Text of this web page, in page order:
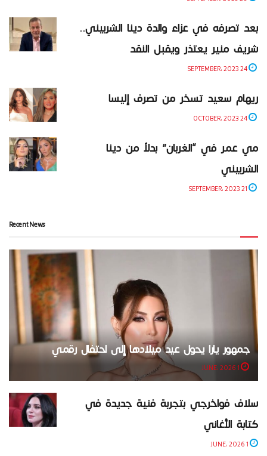
بعد تصرفه في عزاء والدة دينا الشربيني..
شريف منير يعتذر ويقبل النقد
ريهام سعيد تسخر من تصرف إليسا
مي عمر في “الغربان” بدلاً من دينا
الشربيني
Recent News
جمهور يارا يحول عيد ميلادها إلى احتفال رقمي
سلاف فواخرجي بتجربة فنية جديدة في
كتابة الأغاني